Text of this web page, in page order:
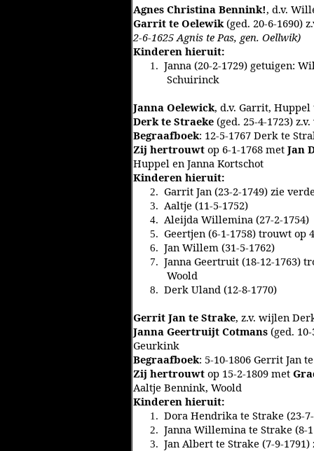
Agnes Christina Bennink!, d.v.
Garrit te Oelewik(ged. 20-6-1690)
2-6-1625 Agnis te Pas, gen. Oellwik)
Kinderen hieruit:
1. Janna (20-2-1729) getuigen:
Schuirinck
Janna Oelewick, d.v. Garrit, Huppel
Derk te Straeke (ged. 25-4-1723)
Begraafboek: 12-5-1767 Derk te
Zij hertrouwt op 6-1-1768 met Jan
Huppel en Janna Kortschot
Kinderen hieruit:
2. Garrit Jan (23-2-1749) zie
3. Aaltje (11-5-1752)
4. Aleijda Willemina (27-2-1754)
5. Geertjen (6-1-1758) trouwt
6. Jan Willem (31-5-1762)
7. Janna Geertruit (18-12-1763)
Woold
8. Derk Uland (12-8-1770)
Gerrit Jan te Strake, z.v. wijlen
Janna Geertruijt Cotmans (ged.
Geurkink
Begraafboek: 5-10-1806 Gerrit Jan
Zij hertrouwt op 15-2-1809 met
Aaltje Bennink, Woold
Kinderen hieruit:
1. Dora Hendrika te Strake (23-
2. Janna Willemina te Strake (8-
3. Jan Albert te Strake (7-9-